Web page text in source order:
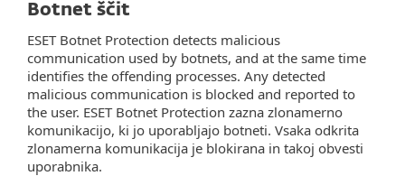
Botnet ščit
ESET Botnet Protection detects malicious
communication used by botnets, and at the same time
identifies the offending processes. Any detected
malicious communication is blocked and reported to
the user. ESET Botnet Protection zazna zlonamerno
komunikacijo, ki jo uporabljajo botneti. Vsaka odkrita
zlonamerna komunikacija je blokirana in takoj obvesti
uporabnika.